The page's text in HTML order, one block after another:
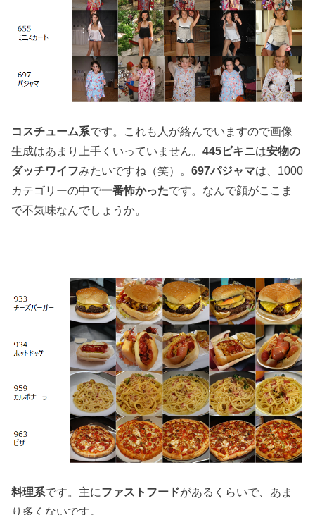
コスチューム系です。これも人が絡んでいますので画像
生成はあまり上手くいっていません。445ビキニ は安物の
ダッチワイフみたいですね（笑）。697パジャマは、1000
カテゴリーの中で一番怖かったです。なんで顔がここま
で不気味なんでしょうか。
料理系です。主にファストフードがあるくらいで、あま
り多くないです。